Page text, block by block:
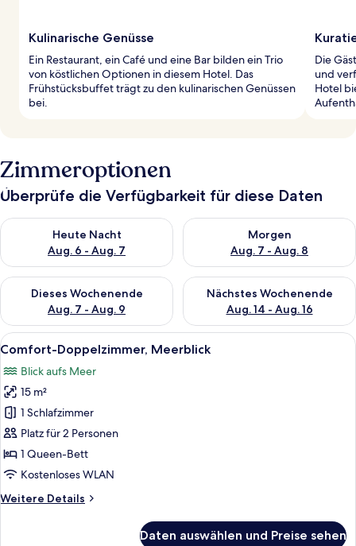
Kulinarische Genüsse
Ein Restaurant, ein Café und eine Bar bilden ein Trio
von köstlichen Optionen in diesem Hotel. Das
Frühstücksbuffet trägt zu den kulinarischen Genüssen
bei.
Die
und
Hotel
Zimmeroptionen
Überprüfe die Verfügbarkeit für diese Daten
Heute Nacht
Aug. 6 - Aug. 7
Überprüfe die Verfügbarkeit für heute Nacht, Aug. 6 - Aug. 7.
Morgen
Aug. 7 - Aug. 8
Überprüfe die Verfügbarkeit
Dieses Wochenende
Aug. 7 - Aug. 9
Überprüfe die Verfügbarkeit für dieses Wochenende, Aug. 7
Nächstes Wochenende
Aug. 14 - Aug. 16
Überprüfe die Verfügbarkeit
Alle
Fotos
für
Comfort-
Doppelzimmer,
Meerblick
anzeigen
Comfort-Doppelzimmer, Meerblick |
6
Comfort-Doppelzimmer, Meerblick
Blick aufs Meer
15 m²
1 Schlafzimmer
Platz für 2 Personen
1 Queen-Bett
Kostenloses WLAN
Weitere Details
Weitere
Daten auswählen und Preise sehen